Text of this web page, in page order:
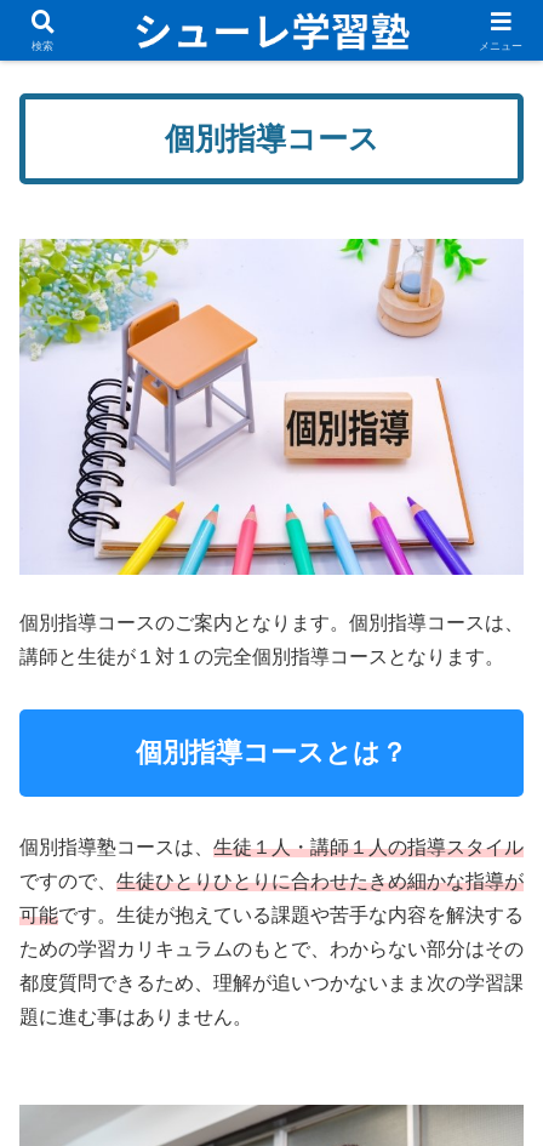
無料体験講座実施中！新規入塾生募集中です！
個別指導コース
個別指導コースのご案内となります。個別指導コースは、
講師と生徒が１対１の完全個別指導コースとなります。
個別指導コースとは？
個別指導塾コースは、 生徒１人・講師１人の指導スタイル
ですので、 生徒ひとりひとりに合わせたきめ細かな指導が
可能です。生徒が抱えている課題や苦手な内容を解決する
ための学習カリキュラムのもとで、わからない部分はその
都度質問できるため、理解が追いつかないまま次の学習課
題に進む事はありません。
検索 メニュー